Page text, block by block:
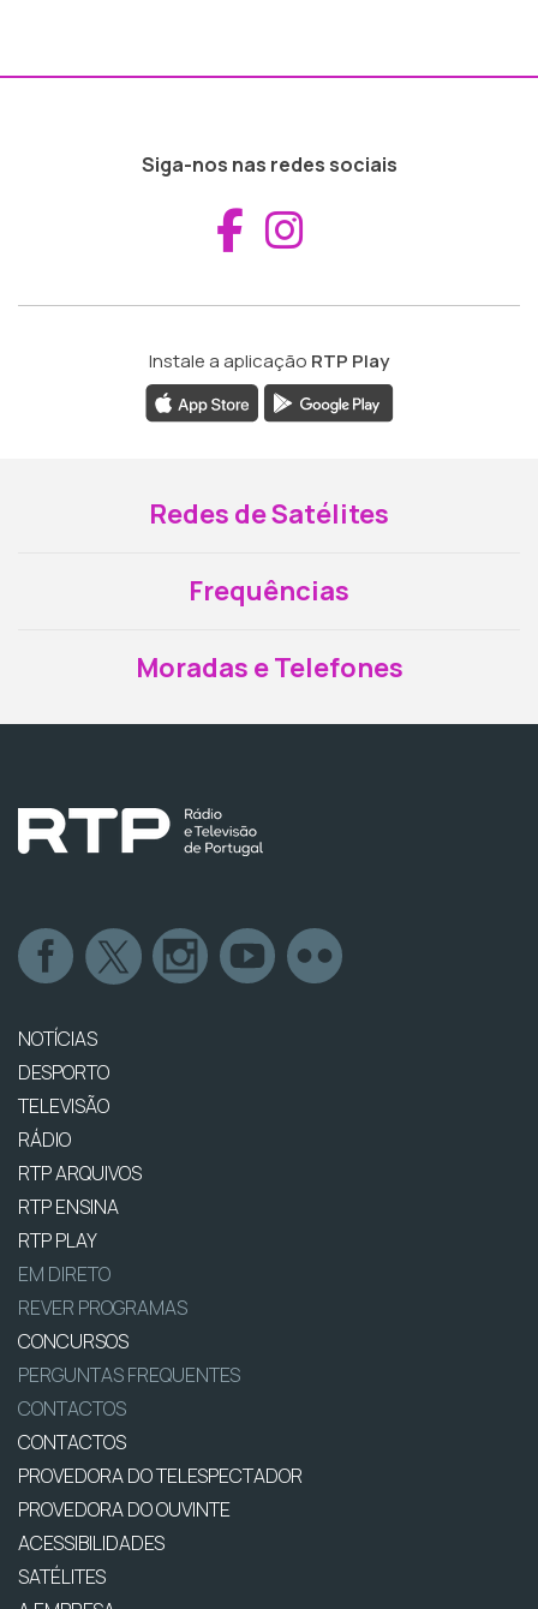
Siga-nos nas redes sociais
Aceder ao
Instale a aplicação RTP Play
Redes de Satélites
Frequências
Moradas e Telefones
NOTÍCIAS
DESPORTO
TELEVISÃO
RÁDIO
RTP ARQUIVOS
RTP ENSINA
RTP PLAY
EM DIRETO
REVER PROGRAMAS
CONCURSOS
PERGUNTAS FREQUENTES
CONTACTOS
CONTACTOS
PROVEDORA DO TELESPECTADOR
PROVEDORA DO OUVINTE
ACESSIBILIDADES
SATÉLITES